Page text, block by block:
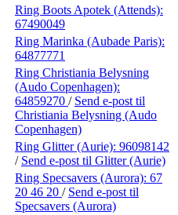
Ring Boots Apotek (Attends):
67490049
Ring Marinka (Aubade Paris):
64877771
Ring Christiania Belysning
(Audo Copenhagen):
64859270 / Send e-post til
Christiania Belysning (Audo
Copenhagen)
Ring Glitter (Aurie): 96098142
/ Send e-post til Glitter (Aurie)
Ring Specsavers (Aurora): 67
20 46 20 / Send e-post til
Specsavers (Aurora)